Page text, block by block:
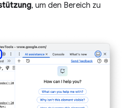
, um den Bereich zu